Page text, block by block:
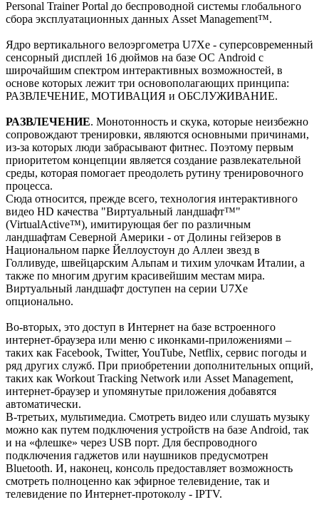
Personal Trainer Portal до беспроводной системы глобального
сбора эксплуатационных данных Asset Management™.
Ядро вертикального велоэргометра U7Xe - суперсовременный
сенсорный дисплей 16 дюймов на базе ОС Android с
широчайшим спектром интерактивных возможностей, в
основе которых лежит три основополагающих принципа:
РАЗВЛЕЧЕНИЕ, МОТИВАЦИЯ и ОБСЛУЖИВАНИЕ.
РАЗВЛЕЧЕНИЕ. Монотонность и скука, которые неизбежно
сопровождают тренировки, являются основными причинами,
из-за которых люди забрасывают фитнес. Поэтому первым
приоритетом концепции является создание развлекательной
среды, которая помогает преодолеть рутину тренировочного
процесса.
Сюда относится, прежде всего, технология интерактивного
видео HD качества "Виртуальный ландшафт™"
(VirtualActive™), имитирующая бег по различным
ландшафтам Северной Америки - от Долины гейзеров в
Национальном парке Йеллоустоун до Аллеи звезд в
Голливуде, швейцарским Альпам и тихим улочкам Италии, а
также по многим другим красивейшим местам мира.
Виртуальный ландшафт доступен на серии U7Xe
опционально.
Во-вторых, это доступ в Интернет на базе встроенного
интернет-браузера или меню с иконками-приложениями –
таких как Facebook, Twitter, YouTube, Netflix, сервис погоды и
ряд других служб. При приобретении дополнительных опций,
таких как Workout Tracking Network или Asset Management,
интернет-браузер и упомянутые приложения добавятся
автоматически.
В-третьих, мультимедиа. Смотреть видео или слушать музыку
можно как путем подключения устройств на базе Android, так
и на «флешке» через USB порт. Для беспроводного
подключения гаджетов или наушников предусмотрен
Bluetooth. И, наконец, консоль предоставляет возможность
смотреть полноценно как эфирное телевидение, так и
телевидение по Интернет-протоколу - IPTV.